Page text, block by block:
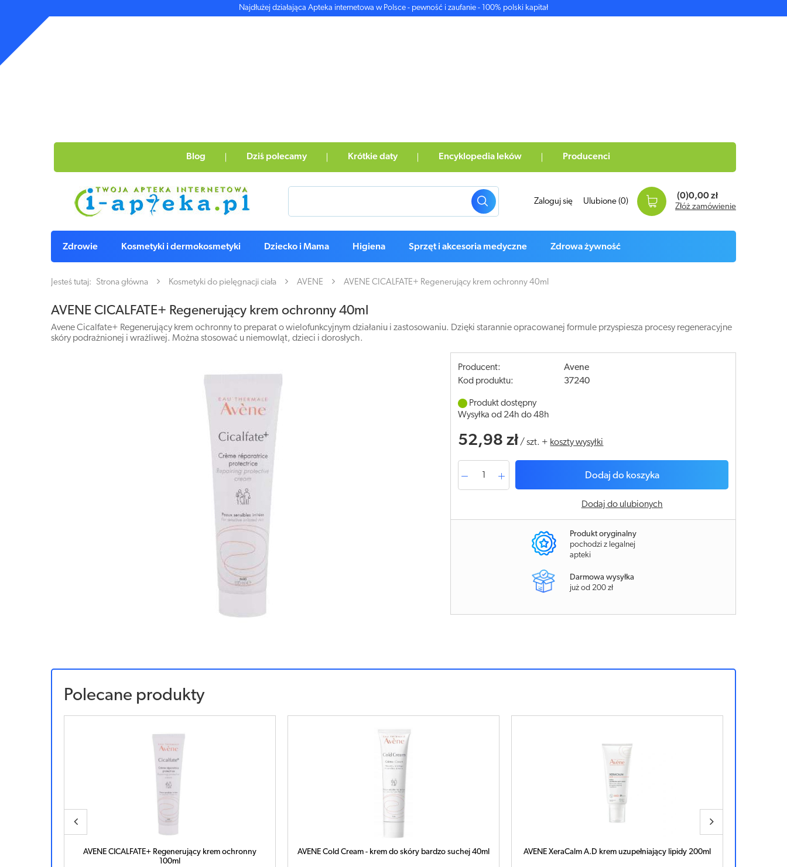
Najdłużej działająca Apteka internetowa w Polsce - pewność i zaufanie - 100% polski kapitał
Blog Dziś polecamy Krótkie daty Encyklopedia leków Producenci
Zaloguj się Ulubione (0)
(0)0,00 zł
Złóż zamówienie
Zdrowie Kosmetyki i dermokosmetyki Dziecko i Mama Higiena Sprzęt i akcesoria medyczne Zdrowa żywność
Jesteś tutaj: Strona główna Kosmetyki do pielęgnacji ciała AVENE AVENE CICALFATE+ Regenerujący krem ochronny 40ml
AVENE CICALFATE+ Regenerujący krem ochronny 40ml
Avene Cicalfate+ Regenerujący krem ochronny to preparat o wielofunkcyjnym działaniu i zastosowaniu. Dzięki starannie opracowanej formule przyspiesza procesy regeneracyjne
skóry podrażnionej i wrażliwej. Można stosować u niemowląt, dzieci i dorosłych.
Producent:
Avene
Kod produktu:
37240
Produkt dostępny
Wysyłka od 24h do 48h
52,98 zł /szt. + koszty wysyłki
Dodaj do koszyka
Dodaj do ulubionych
Produkt oryginalny
pochodzi z legalnej
apteki
Darmowa wysyłka
już od 200 zł
Polecane produkty
AVENE CICALFATE+ Regenerujący krem ochronny
100ml
AVENE Cold Cream - krem do skóry bardzo suchej 40ml AVENE XeraCalm A.D krem uzupełniający lipidy 200ml